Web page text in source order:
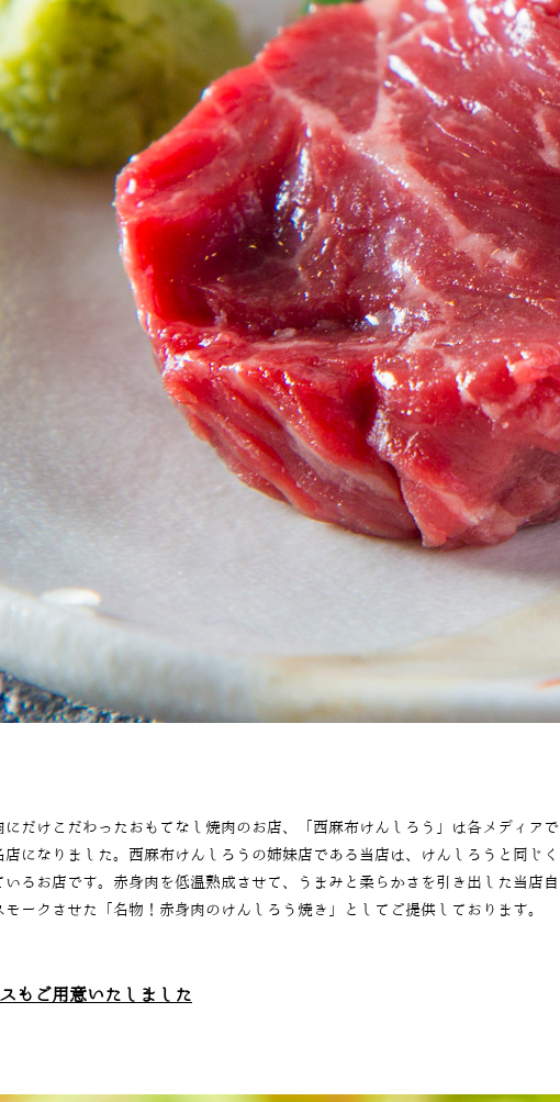
だけこだわったおもてなし焼肉のお店、「西麻布けんしろう」は各メディアで
になりました。西麻布けんしろうの姉妹店である当店は、けんしろうと同じく
るお店です。赤身肉を低温熟成させて、うまみと柔らかさを引き出した当店自
ークさせた「名物！赤身肉のけんしろう焼き」としてご提供しております。
もご用意いたしました